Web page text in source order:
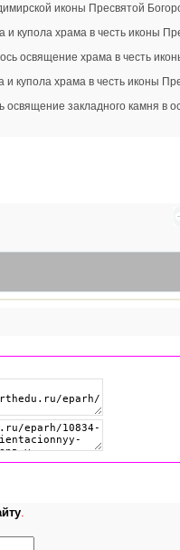
иконы Пресвятой
купола храма в честь иконы
освящение храма в честь
купола храма в честь иконы
закладного камня в
.